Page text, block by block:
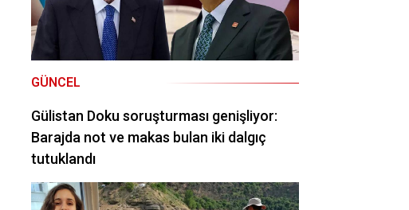
GÜNCEL
Gülistan Doku soruşturması genişliyor:
Barajda not ve makas bulan iki dalgıç
tutuklandı